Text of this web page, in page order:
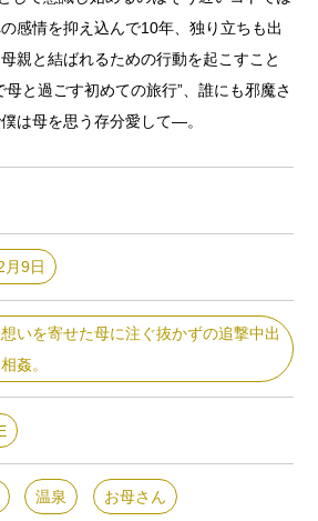
感情を抑え込んで10年、独り立ちも出
親と結ばれるための行動を起こすこと
母と過ごす初めての旅行”、誰にも邪魔さ
は母を思う存分愛して―。
月9日
いを寄せた母に注ぐ抜かずの追撃中出
姦。
温泉 お母さん